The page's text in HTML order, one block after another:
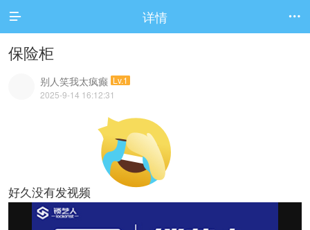
 详情 
保险柜
别人笑我太疯癫 Lv.1
2025-9-14 16:12:31
好久没有发视频